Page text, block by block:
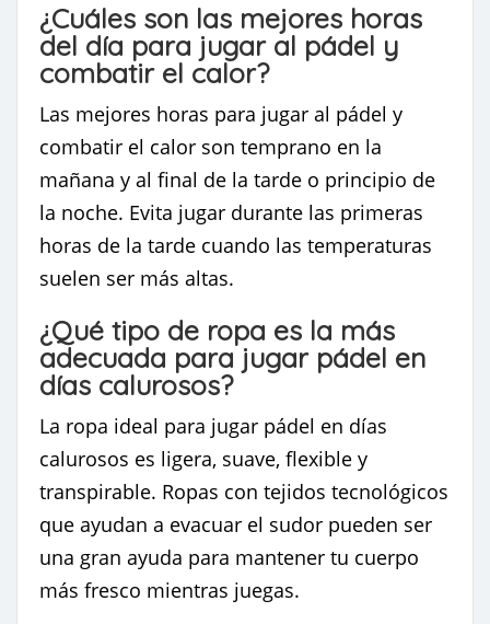
¿Cuáles son las mejores horas
del día para jugar al pádel y
combatir el calor?
Las mejores horas para jugar al pádel y
combatir el calor son temprano en la
mañana y al final de la tarde o principio de
la noche. Evita jugar durante las primeras
horas de la tarde cuando las temperaturas
suelen ser más altas.
¿Qué tipo de ropa es la más
adecuada para jugar pádel en
días calurosos?
La ropa ideal para jugar pádel en días
calurosos es ligera, suave, flexible y
transpirable. Ropas con tejidos tecnológicos
que ayudan a evacuar el sudor pueden ser
una gran ayuda para mantener tu cuerpo
más fresco mientras juegas.